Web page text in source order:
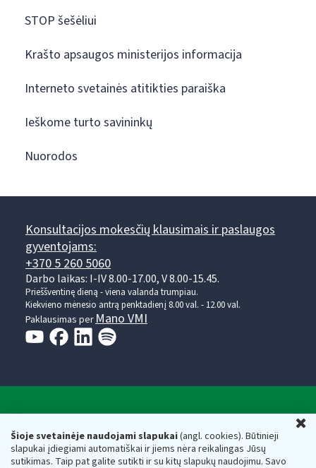
Šioje svetainėje naudojami slapukai(angl. cookies). Būtinieji
slapukai įdiegiami automatiškai ir jiems nėra reikalingas Jūsų
sutikimas. Taip pat galite sutikti ir su kitų slapukų naudojimu. Savo
STOP šešėliui
Krašto apsaugos ministerijos informacija
Interneto svetainės atitikties paraiška
Ieškome turto savininkų
Nuorodos
Konsultacijos mokesčių klausimais ir paslaugos
gyventojams:
+370 5 260 5060
Darbo laikas: I-IV 8.00-17.00, V 8.00-15.45.
Prieššventinę dieną - viena valanda trumpiau.
Kiekvieno mėnesio antrą penktadienį 8.00 val. - 12.00 val.
Paklausimas per Mano VMI
Respublikos finansų ministerijos
Biudžetinė įstaiga. Juridinio asmens kodas — 188659752,